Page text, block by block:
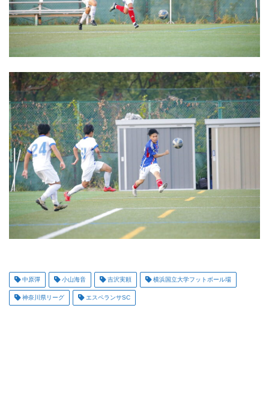
中原彈 小山海音 吉沢実頼 横浜国立大学フットボール場
神奈川県リーグ エスペランサSC